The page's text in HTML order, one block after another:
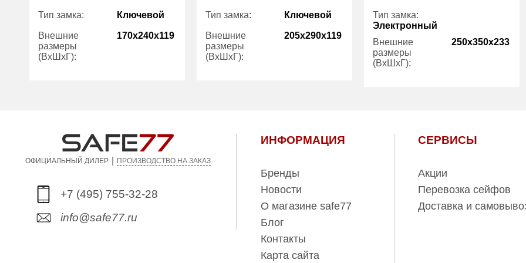
Тип замка: Ключевой
Внешние
размеры
(ВхШхГ):
170x240x119
Тип замка: Ключевой
Внешние
размеры
(ВхШхГ):
205x290x119
Тип замка:
Электронный
Внешние
размеры
(ВхШхГ):
250x350x233
ОФИЦИАЛЬНЫЙ ДИЛЕР | ПРОИЗВОДСТВО НА ЗАКАЗ
+7 (495) 755-32-28
info@safe77.ru
ИНФОРМАЦИЯ
Бренды
Новости
О магазине safe77
Блог
Контакты
Карта сайта
СЕРВИСЫ
Акции
Перевозка сейфов
Доставка и